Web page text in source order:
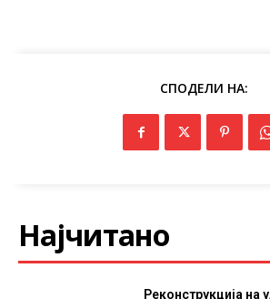
СПОДЕЛИ НА:
Најчитано
Реконструкција на